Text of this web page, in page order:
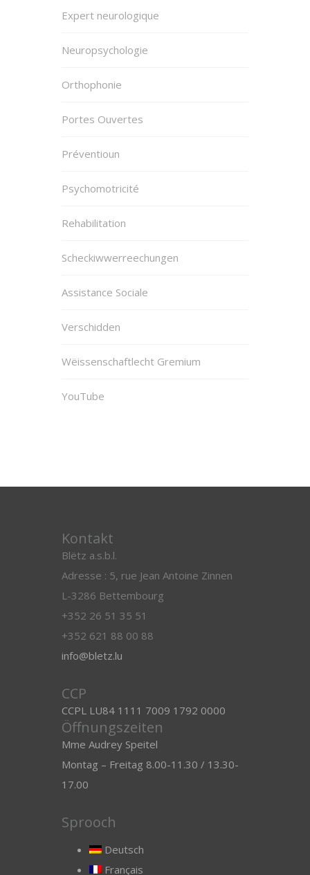
Expert neurologique
Neuropsychologie
Orthophonie
Portes Ouvertes
Préventioun
Psychomotricité
Rehabilitation
Scheckiwwerreechungen
Assistance Sociale
Verschidden
Wëissenschaftlecht Gremium
YouTube
Kontakt
Blëtz a.s.b.l.
Adresse : 5, rue Jean Antoine Zinnen
L-3286 Bettembourg
+352 26 51 35 51
+352 621 88 00 88
info@bletz.lu
CCP
CCPL LU84 1111 7009 1792 0000
Öffnungszeiten
Mme Audrey Speitel
Montag – Freitag 8.00-11.30 / 13.30-
17.00
Sprooch
Deutsch
Français